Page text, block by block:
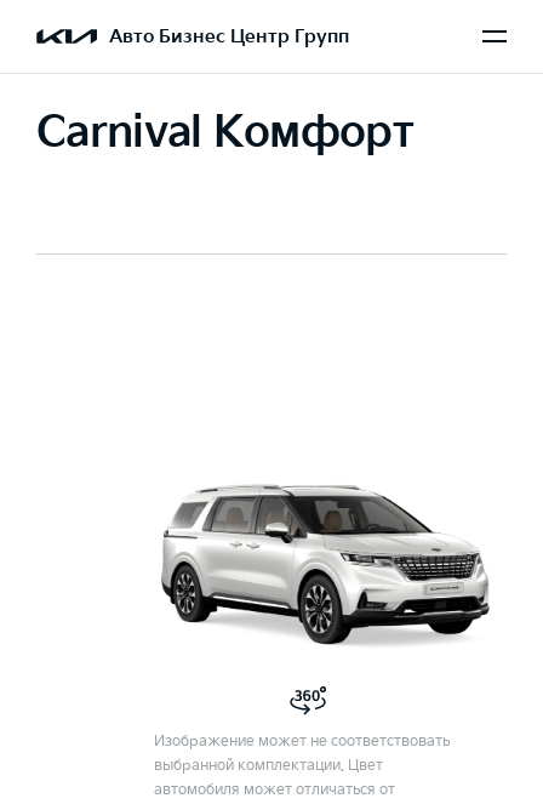
Авто Бизнес Центр Групп
Carnival Комфорт
Изображение может не соответствовать
выбранной комплектации. Цвет
автомобиля может отличаться от